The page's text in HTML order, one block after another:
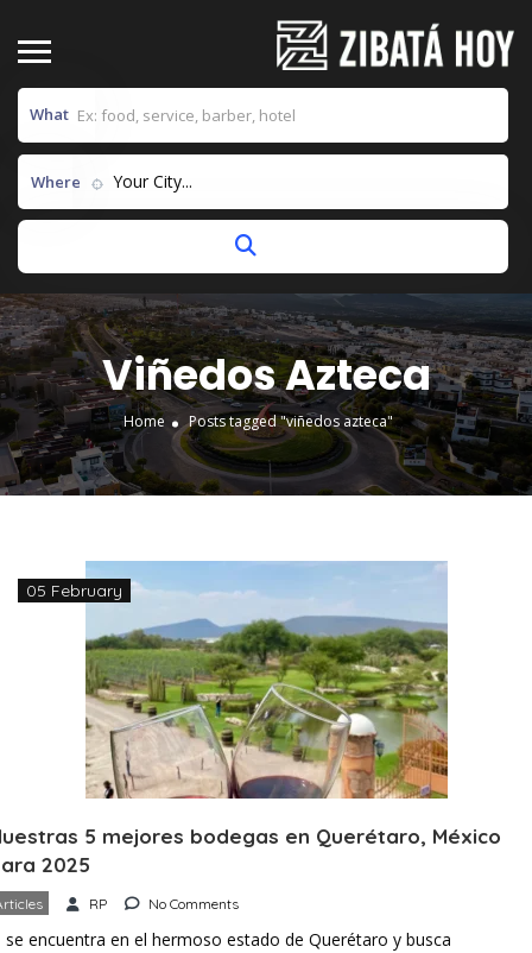
What
Where Your City...
Viñedos Azteca
Home Posts tagged "viñedos azteca"
05 February
5 mejores bodegas en Querétaro, México
2025
RP No Comments
se encuentra en el hermoso estado de Querétaro y busca